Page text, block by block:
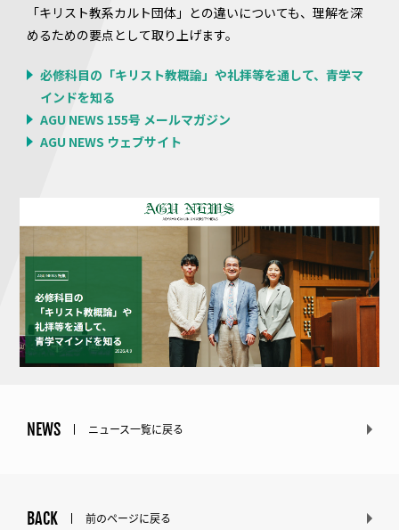
「キリスト教系カルト団体」との違いについても、理解を深
めるための要点として取り上げます。
必修科目の「キリスト教概論」や礼拝等を通して、⻘学マ
インドを知る
AGU NEWS 155号 メールマガジン
AGU NEWS ウェブサイト
NEWS ニュース一覧に戻る
BACK 前のページに戻る